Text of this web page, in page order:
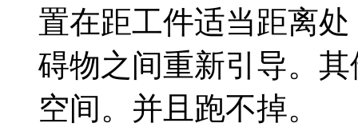
置在距工件适当距离
碍物之间重新引导。
空间。并且跑不掉。